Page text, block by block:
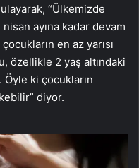
“Ülkemizde
ayına kadar devam
en az yarısı
özellikle 2 yaş altındaki
ki çocukların
diyor.